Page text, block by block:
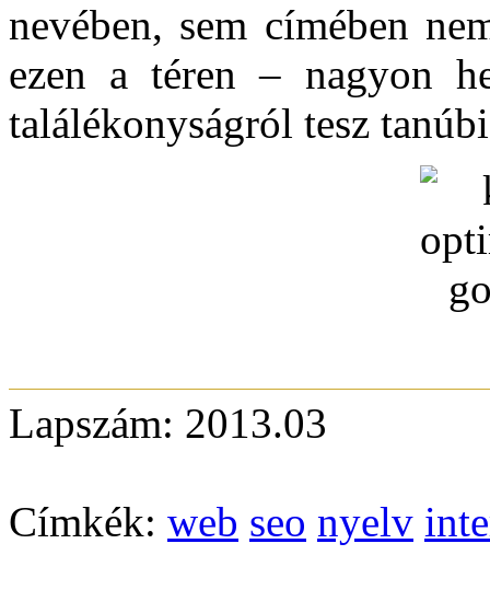
nevében, sem címében
ezen a téren – nagyon
találékonyságról tesz
Lapszám: 2013.03
Címkék: web seo nyelv